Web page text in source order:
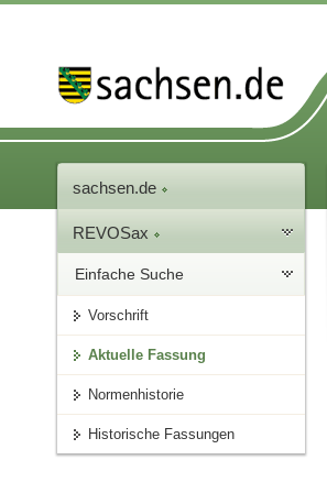
sachsen.de
REVOSax
Einfache Suche
Vorschrift
Aktuelle Fassung
Normenhistorie
Historische Fassungen